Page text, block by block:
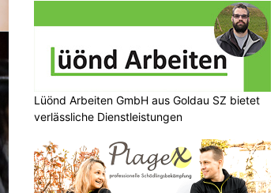
Lüönd Arbeiten GmbH aus Goldau SZ bietet
verlässliche Dienstleistungen